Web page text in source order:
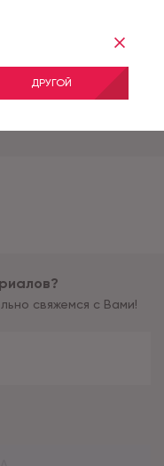
ДРУГОЙ
свяжемся с Вами!